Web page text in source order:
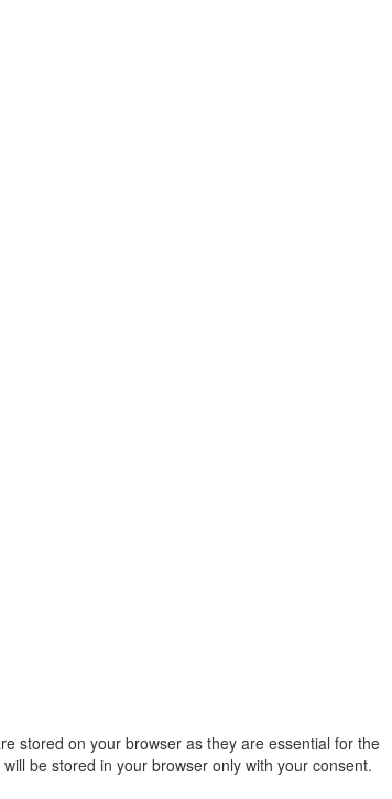
stored on your browser as they are essential for the
be stored in your browser only with your consent.